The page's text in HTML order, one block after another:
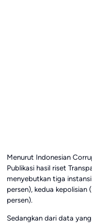
Menurut Indonesian
Publikasi hasil riset
menyebutkan tiga
persen), kedua kepolisian
persen).
Sedangkan dari data